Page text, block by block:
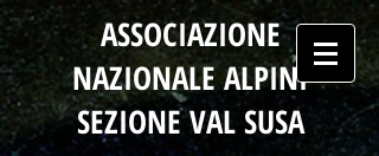
ASSOCIAZIONE
NAZIONALE ALPINI
SEZIONE VAL SUSA